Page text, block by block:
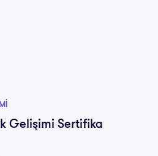
Gelişimi Sertifika